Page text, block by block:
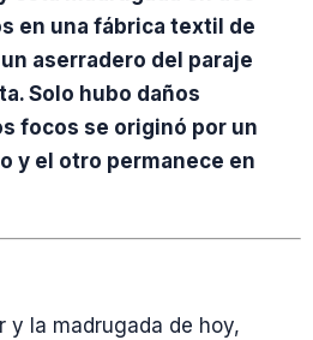
en una fábrica textil de
aserradero del paraje
Solo hubo daños
focos se originó por un
y el otro permanece en
y la madrugada de hoy,